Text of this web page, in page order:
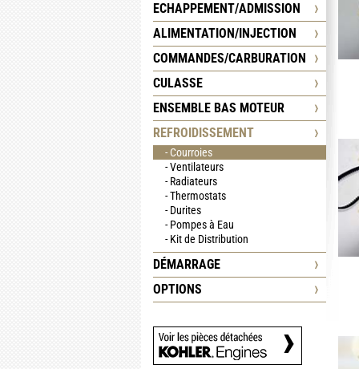
ECHAPPEMENT/ADMISSION
ALIMENTATION/INJECTION
COMMANDES/CARBURATION
CULASSE
ENSEMBLE BAS MOTEUR
REFROIDISSEMENT
- Courroies
- Ventilateurs
- Radiateurs
- Thermostats
- Durites
- Pompes à Eau
- Kit de Distribution
DÉMARRAGE
OPTIONS
›